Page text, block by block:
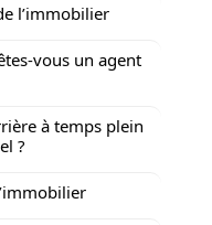
l’immobilier
vous un agent
à temps plein
?